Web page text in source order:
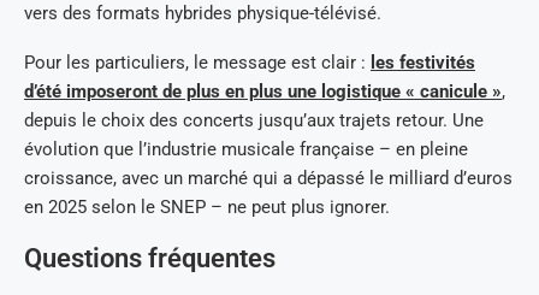
vers des formats hybrides physique-télévisé.
Pour les particuliers, le message est clair : les festivités
d’été imposeront de plus en plus une logistique « canicule »,
depuis le choix des concerts jusqu’aux trajets retour. Une
évolution que l’industrie musicale française – en pleine
croissance, avec un marché qui a dépassé le milliard d’euros
en 2025 selon le SNEP – ne peut plus ignorer.
Questions fréquentes